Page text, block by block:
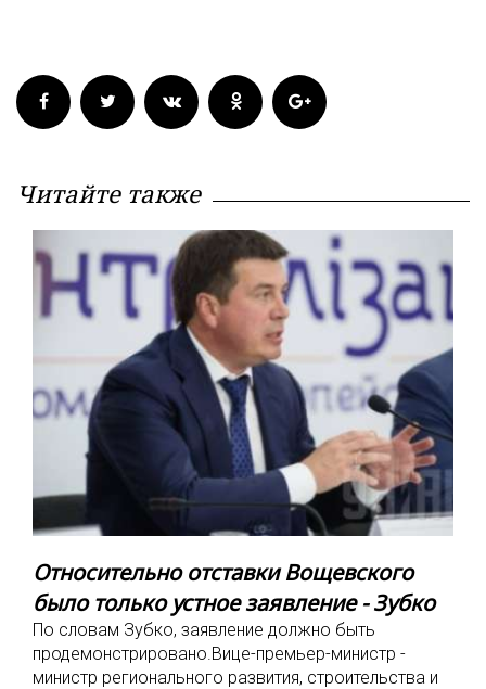
Читайте также
Относительно отставки Вощевского
было только устное заявление - Зубко
По словам Зубко, заявление должно быть
продемонстрировано.Вице-премьер-министр -
министр регионального развития, строительства и